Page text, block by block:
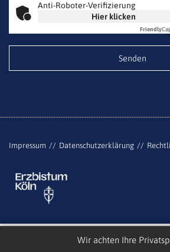
Wir achten Ihre
Anti-Roboter-Verifizierung
Hier klicken
Friendly
Impressum Datenschutzerklärung